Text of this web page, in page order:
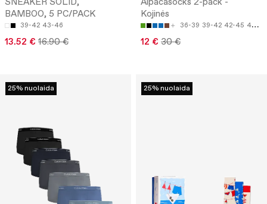
BAMBOO, 5 PC/PACK
39-42 43-46
13.52 € 16.90 €
Kojinės
36-39 39-42 42-45 45-48
12 € 30 €
25% nuolaida 25% nuolaida